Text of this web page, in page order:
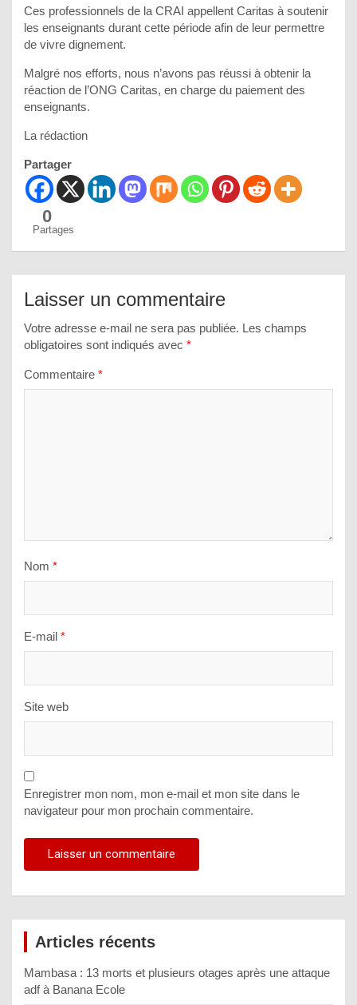
Ces professionnels de la CRAI appellent Caritas à soutenir
les enseignants durant cette période afin de leur permettre
de vivre dignement.
Malgré nos efforts, nous n’avons pas réussi à obtenir la
réaction de l’ONG Caritas, en charge du paiement des
enseignants.
La rédaction
Partager
0
Partages
Laisser un commentaire
Votre adresse e-mail ne sera pas publiée. Les champs
obligatoires sont indiqués avec *
Commentaire *
Nom *
E-mail *
Site web
Enregistrer mon nom, mon e-mail et mon site dans le
navigateur pour mon prochain commentaire.
Articles récents
Mambasa : 13 morts et plusieurs otages après une attaque
adf à Banana Ecole